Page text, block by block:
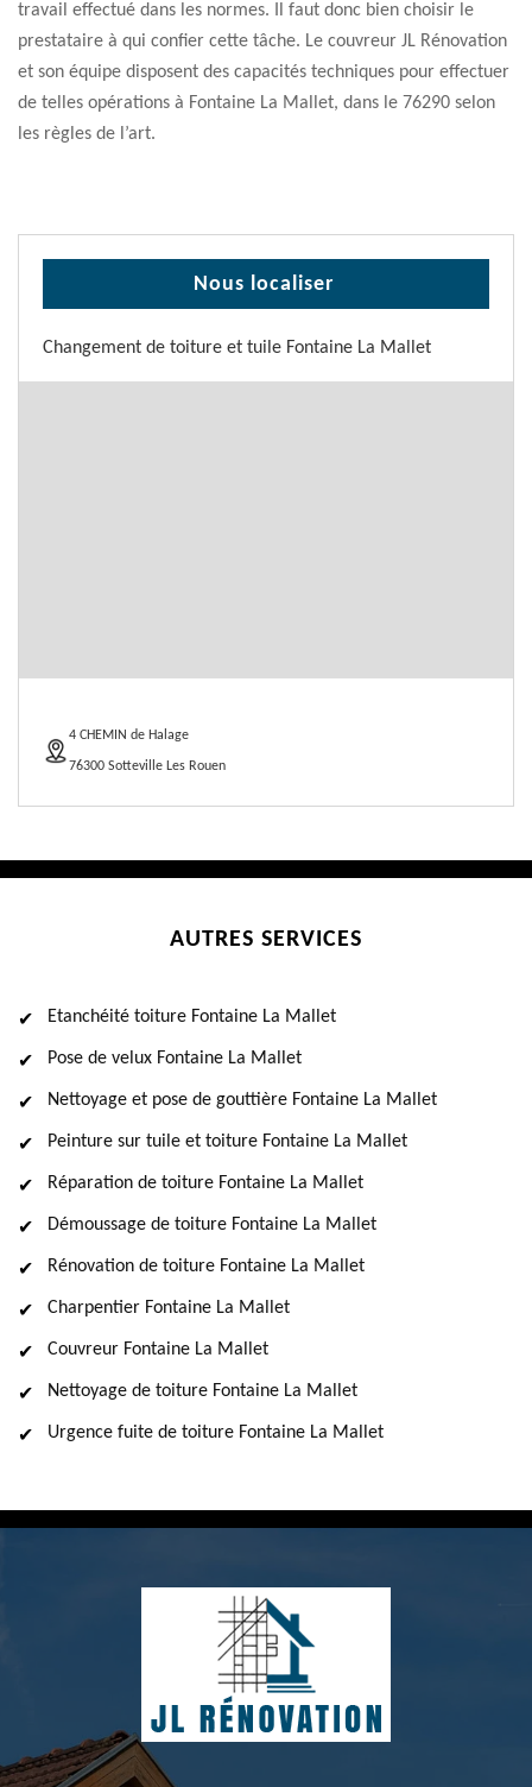
travail effectué dans les normes. Il faut donc bien choisir le
prestataire à qui confier cette tâche. Le couvreur JL Rénovation
et son équipe disposent des capacités techniques pour effectuer
de telles opérations à Fontaine La Mallet, dans le 76290 selon
les règles de l’art.
Nous localiser
Changement de toiture et tuile Fontaine La Mallet
4 CHEMIN de Halage
76300 Sotteville Les Rouen
AUTRES SERVICES
Etanchéité toiture Fontaine La Mallet
Pose de velux Fontaine La Mallet
Nettoyage et pose de gouttière Fontaine La Mallet
Peinture sur tuile et toiture Fontaine La Mallet
Réparation de toiture Fontaine La Mallet
Démoussage de toiture Fontaine La Mallet
Rénovation de toiture Fontaine La Mallet
Charpentier Fontaine La Mallet
Couvreur Fontaine La Mallet
Nettoyage de toiture Fontaine La Mallet
Urgence fuite de toiture Fontaine La Mallet